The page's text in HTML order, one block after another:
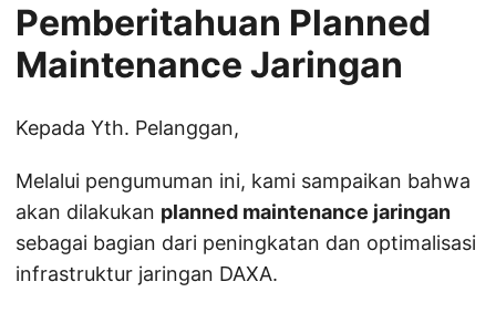
Pemberitahuan Planned
Maintenance Jaringan
Kepada Yth. Pelanggan,
Melalui pengumuman ini, kami sampaikan bahwa
akan dilakukan planned maintenance jaringan
sebagai bagian dari peningkatan dan optimalisasi
infrastruktur jaringan DAXA.